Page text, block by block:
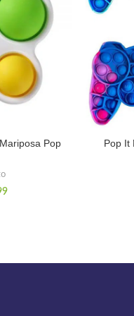
Pop
El
Pop It